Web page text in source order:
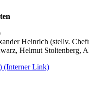
Heinrich (stellv.
Helmut Stoltenberg,
(Interner Link)